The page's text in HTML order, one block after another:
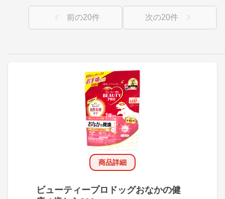
商品詳細
ビューティープロドッグおなかの健
前の20件 次の20件